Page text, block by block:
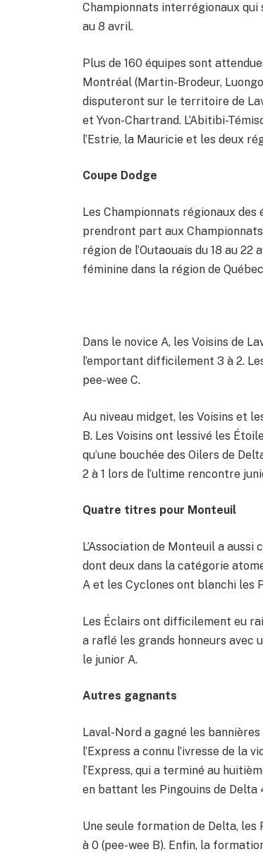
Championnats interrégionaux
au 8 avril.
Plus de 160 équipes sont
Montréal (Martin-Brodeur,
disputeront sur le territoire de
et Yvon-Chartrand. L’Abitibi-
l’Estrie, la Mauricie et les deux
Coupe Dodge
Les Championnats régionaux
prendront part aux
région de l’Outaouais du 18 au
féminine dans la région de
Dans le novice A, les Voisins de
l’emportant difficilement 3 à 2.
pee-wee C.
Au niveau midget, les Voisins et
B. Les Voisins ont lessivé les
qu’une bouchée des Oilers de
2 à 1 lors de l’ultime rencontre
Quatre titres pour Monteuil
L’Association de Monteuil a
dont deux dans la catégorie
A et les Cyclones ont blanchi les
Les Éclairs ont difficilement eu
a raflé les grands honneurs avec
le junior A.
Autres gagnants
Laval-Nord a gagné les
l’Express a connu l’ivresse de la
l’Express, qui a terminé au
en battant les Pingouins de Delta
Une seule formation de Delta,
à 0 (pee-wee B). Enfin, la